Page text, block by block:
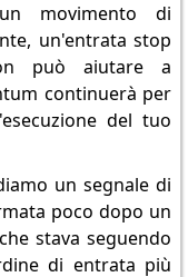
movimento di
un'entrata stop
può aiutare a
continuerà per
del tuo
un segnale di
poco dopo un
stava seguendo
di entrata più